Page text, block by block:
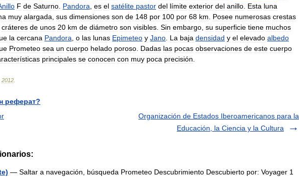
F de Saturno Pandora es el satélite pastor del límite exterior del anillo Esta luna
muy alargada sus dimensiones son de 148 por 100 por 68 km Posee numerosas crestas
cráteres de unos 20 km de diámetro son visibles Sin embargo su superficie tiene muchos
la cercana Pandora o las lunas Epimeteo y Jano La baja densidad y el elevado albedo
Prometeo sea un cuerpo helado poroso Dadas las pocas observaciones de este cuerpo
principales se conocen con muy poca precisión
2012
реферат?
Organización de Estados Iberoamericanos para la
Educación, la Ciencia y la Cultura
— Saltar a navegación, búsqueda Prometeo Descubrimiento Descubierto por: Voyager 1